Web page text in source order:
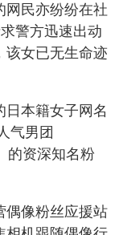
网民亦纷纷在社
警方迅速出动
该女已无生命迹
日本籍女子网名
气男团
的资深知名粉
偶像粉丝应援站